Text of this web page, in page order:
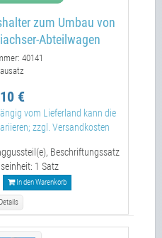
zum Umbau von
Abteilwagen
40141
€
vom Lieferland kann die
zzgl. Versandkosten
Beschriftungssatz
1 Satz
In den Warenkorb
Details